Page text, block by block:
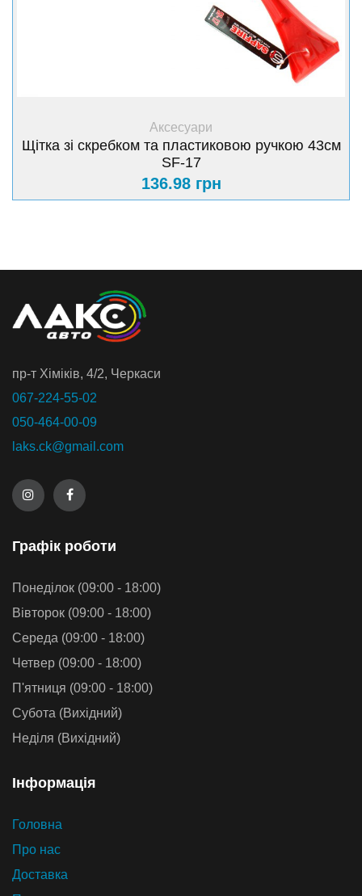
Аксесуари
Щітка зі скребком та пластиковою ручкою 43см
SF-17
136.98 грн
пр-т Хiмiкiв, 4/2, Черкаси
067-224-55-02
050-464-00-09
laks.ck@gmail.com
Графiк роботи
Понеділок (09:00 - 18:00)
Вівторок (09:00 - 18:00)
Середа (09:00 - 18:00)
Четвер (09:00 - 18:00)
П'ятниця (09:00 - 18:00)
Субота (Вихідний)
Неділя (Вихідний)
Iнформацiя
Головна
Про нас
Доставка